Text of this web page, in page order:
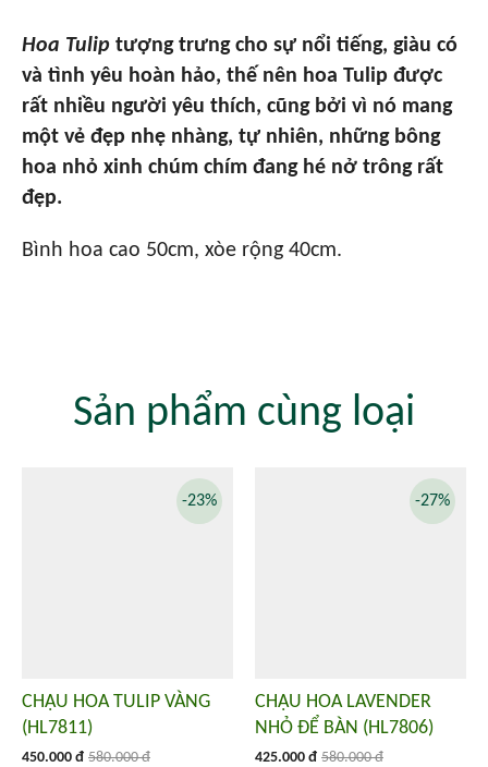
Hoa Tulip tượng trưng cho sự nổi tiếng, giàu có
và tình yêu hoàn hảo, thế nên hoa Tulip được
rất nhiều người yêu thích, cũng bởi vì nó mang
một vẻ đẹp nhẹ nhàng, tự nhiên, những bông
hoa nhỏ xinh chúm chím đang hé nở trông rất
đẹp.
Bình hoa cao 50cm, xòe rộng 40cm.
Sản phẩm cùng loại
CHẬU HOA TULIP VÀNG
(HL7811)
450.000 đ 580.000 đ
-23%
CHẬU HOA LAVENDER
NHỎ ĐỂ BÀN (HL7806)
425.000 đ 580.000 đ
-27%